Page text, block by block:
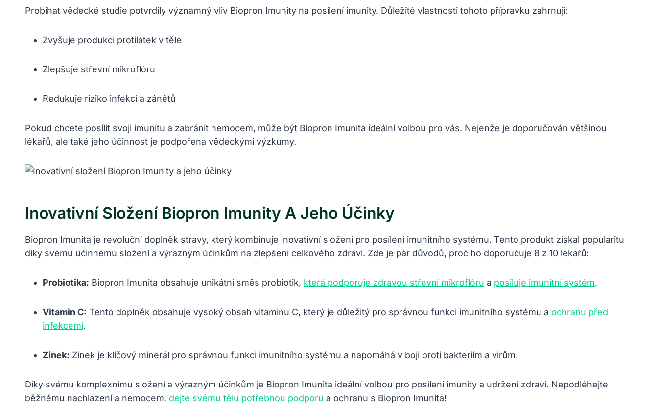
Probíhat vědecké studie potvrdily významný vliv Biopron Imunity na posílení imunity. Důležité vlastnosti tohoto přípravku zahrnují:
Zvyšuje produkci protilátek v těle
Zlepšuje střevní mikroflóru
Redukuje riziko infekcí a zánětů
Pokud chcete posílit svoji imunitu a zabránit nemocem, může být Biopron Imunita ideální volbou pro vás. Nejenže je doporučován většinou
lékařů, ale také jeho účinnost je podpořena vědeckými výzkumy.
Inovativní Složení Biopron Imunity A Jeho Účinky
Biopron Imunita je revoluční doplněk stravy, který kombinuje inovativní složení pro posílení imunitního systému. Tento produkt získal popularitu
díky svému účinnému složení a výrazným účinkům na zlepšení celkového zdraví. Zde je pár důvodů, proč ho doporučuje 8 z 10 lékařů:
Probiotika: Biopron Imunita obsahuje unikátní směs probiotik, která podporuje zdravou střevní mikroflóru a posiluje imunitní systém.
Vitamin C: Tento doplněk obsahuje vysoký obsah vitaminu C, který je důležitý pro správnou funkci imunitního systému a ochranu před
infekcemi.
Zinek: Zinek je klíčový minerál pro správnou funkci imunitního systému a napomáhá v boji proti bakteriím a virům.
Díky svému komplexnímu složení a výrazným účinkům je Biopron Imunita ideální volbou pro posílení imunity a udržení zdraví. Nepodléhejte
běžnému nachlazení a nemocem, dejte svému tělu potřebnou podporu a ochranu s Biopron Imunita!